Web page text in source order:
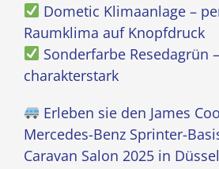
Dometic Klimaanlage –
Raumklima auf Knopfdruck
Sonderfarbe Resedagrün
charakterstark
Erleben sie den James
Mercedes-Benz Sprinter-
Caravan Salon 2025 in